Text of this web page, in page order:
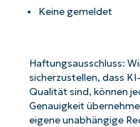
Keine gemeldet
Haftungsausschluss:
sicherzustellen, dass
Qualität sind, können
Genauigkeit
eigene unabhängige